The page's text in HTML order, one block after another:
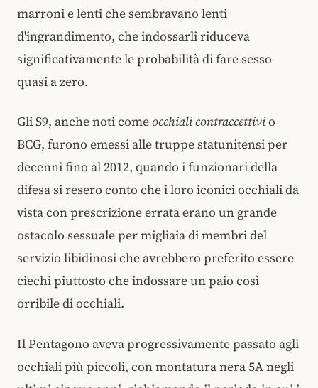
marroni e lenti che sembravano lenti
d'ingrandimento, che indossarli riduceva
significativamente le probabilità di fare sesso
quasi a zero.
Gli S9, anche noti comeocchiali contraccettivio
BCG, furono emessi alle truppe statunitensi per
decenni fino al 2012, quando i funzionari della
difesa si resero conto che i loro iconici occhiali da
vista con prescrizione errata erano un grande
ostacolo sessuale per migliaia di membri del
servizio libidinosi che avrebbero preferito essere
ciechi piuttosto che indossare un paio così
orribile di occhiali.
Il Pentagono aveva progressivamente passato agli
occhiali più piccoli, con montatura nera 5A negli